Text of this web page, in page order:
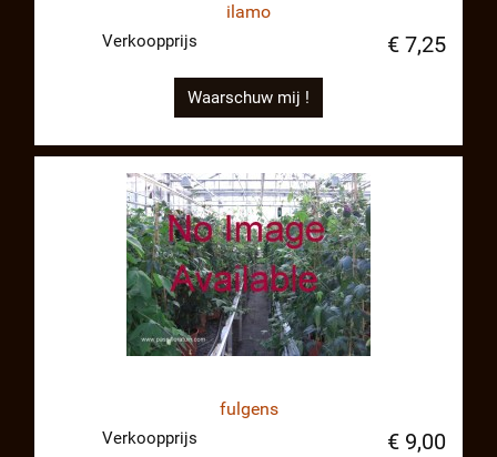
ilamo
Verkoopprijs € 7,25
Waarschuw mij !
fulgens
Verkoopprijs € 9,00